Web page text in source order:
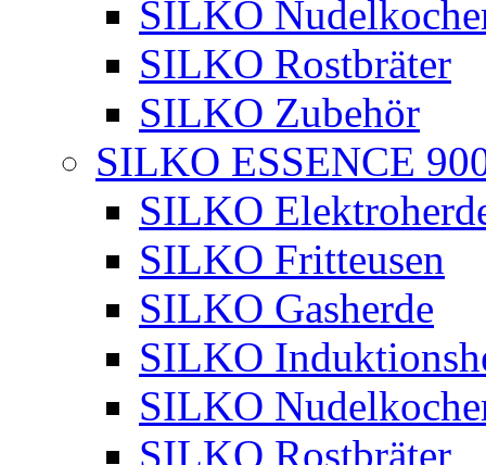
SILKO
SILKO Rostbräter
SILKO Zubehör
SILKO ESSENCE
SILKO
SILKO Fritteusen
SILKO Gasherde
SILKO
SILKO
SILKO Rostbräter